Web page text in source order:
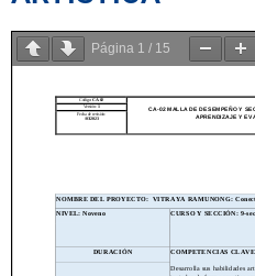
Página 1 / 15